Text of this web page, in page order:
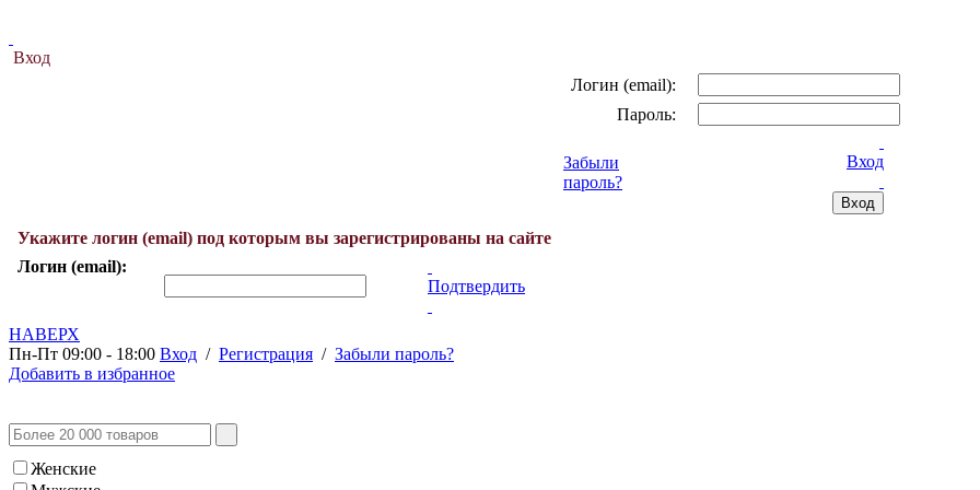
Вход
Логин (email):
Пароль:
Забыли
пароль?
Вход
Укажите логин (email) под которым вы зарегистрированы на сайте
Логин (email):
Подтвердить
НАВЕРХ
Пн-Пт 09:00 - 18:00 Вход / Регистрация / Забыли пароль?
Добавить в избранное
Женские